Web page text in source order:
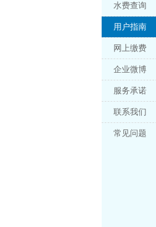
水费查询
用户指南
网上缴费
企业微博
服务承诺
联系我们
常见问题